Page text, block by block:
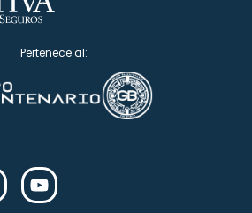
Pertenece al: